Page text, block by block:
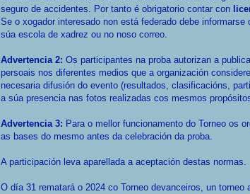
seguro de accidentes. Por tanto é obrigatorio contar con
Se o xogador interesado non está federado debe
súa escola de xadrez ou no noso correo.
Advertencia 2: Os participantes na proba autorizan a
persoais nos diferentes medios que a organización
necesaria difusión do evento (resultados, clasificacións,
a súa presencia nas fotos realizadas cos mesmos
Advertencia 3: Para o mellor funcionamento do Torneo os
as bases do mesmo antes da celebración da proba.
A participación leva aparellada a aceptación destas normas.
O día 31 rematará o 2024 co Torneo devanceiros, un torneo